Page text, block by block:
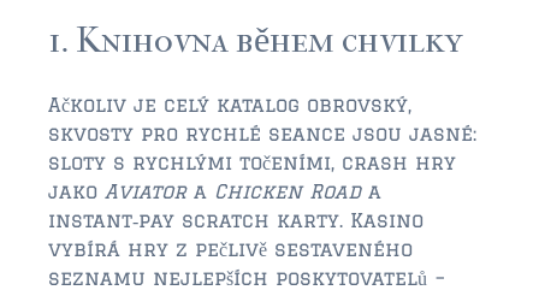
$350,000 – $500,000
$1,000,000 – $2,000,000
$2,000,000 and up
ST AUGUSTINE
$150,000 and under
1. Knihovna během chvilky
Ačkoliv je celý katalog obrovský,
skvosty pro rychlé seance jsou jasné:
sloty s rychlými točeními, crash hry
jako Aviatora Chicken Roada
instant‑pay scratch karty. Kasino
vybírá hry z pečlivě sestaveného
seznamu nejlepších poskytovatelů –